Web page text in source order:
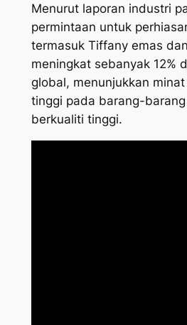
Menurut laporan industri
permintaan untuk
termasuk Tiffany emas
meningkat sebanyak 12%
global, menunjukkan
tinggi pada barang-
berkualiti tinggi.